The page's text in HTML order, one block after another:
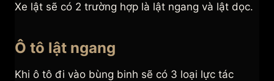
Xe lật sẽ có 2 trường hợp là lật ngang và lật dọc.
Ô tô lật ngang
Khi ô tô đi vào bùng binh sẽ có 3 loại lực tác